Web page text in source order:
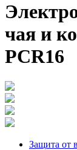
чая и
PCR16
Защита от